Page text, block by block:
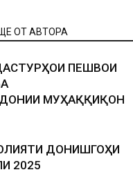
ОТ АВТОРА
ПЕШВОИ
МУҲАҚҚИҚОН
ДОНИШГОҲИ
2025